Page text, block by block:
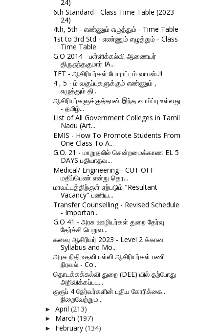
24)
6th Standard - Class Time Table (2023 -
24)
4th, 5th - எண்ணும் எழுத்தும் - Time Table
1st to 3rd Std - எண்ணும் எழுத்தும் - Class
Time Table
G.O 2014 - பள்ளிக்கல்வி ஆணையர்
திரு.நந்தகுமார் IA...
TET - ஆசிரியர்கள் போராட்டம் வாபஸ்..!!
4 , 5 - ம் வகுப்புகளுக்கும் எண்ணும் ,
எழுத்தும் தி...
ஆசிரியர்களுக்குத்தான் இந்த வாய்ப்பு உள்ளது
- தமிழ்...
List of All Government Colleges in Tamil
Nadu (Art...
EMIS - How To Promote Students From
One Class To A...
G.O. 21 - மாறுதலில் சென்றமைக்காண EL 5
DAYS பதியாதவ...
Medical/ Engineering - CUT OFF
மதிப்பெண் என்று தெர...
மாவட்டத்திற்குள் ஏற்படும் "Resultant
Vacancy" பணிய...
Transfer Counselling - Revised Schedule
- Importan...
G.O 41 - அரசு ஊழியர்கள் துறை தேர்வு
தேர்ச்சி பெறுவ...
கனவு ஆசிரியர் 2023 - Level 2 க்கான
Syllabus and Mo...
அரசு நிதி உதவி பள்ளி ஆசிரியர்கள் பணி
நிரவல் - Co...
தொடக்கக்கல்வி துறை (DEE) யில் தற்போது
அறிவிக்கப்பட...
குரூப் 4 தேர்வர்களின் புதிய கோரிக்கை..
நிறைவேற்றும...
► April (213)
► March (197)
► February (134)